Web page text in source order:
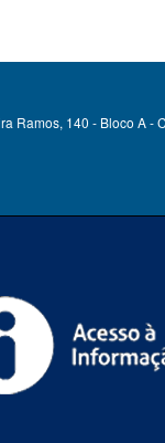
Ramos, 140 - Bloco A